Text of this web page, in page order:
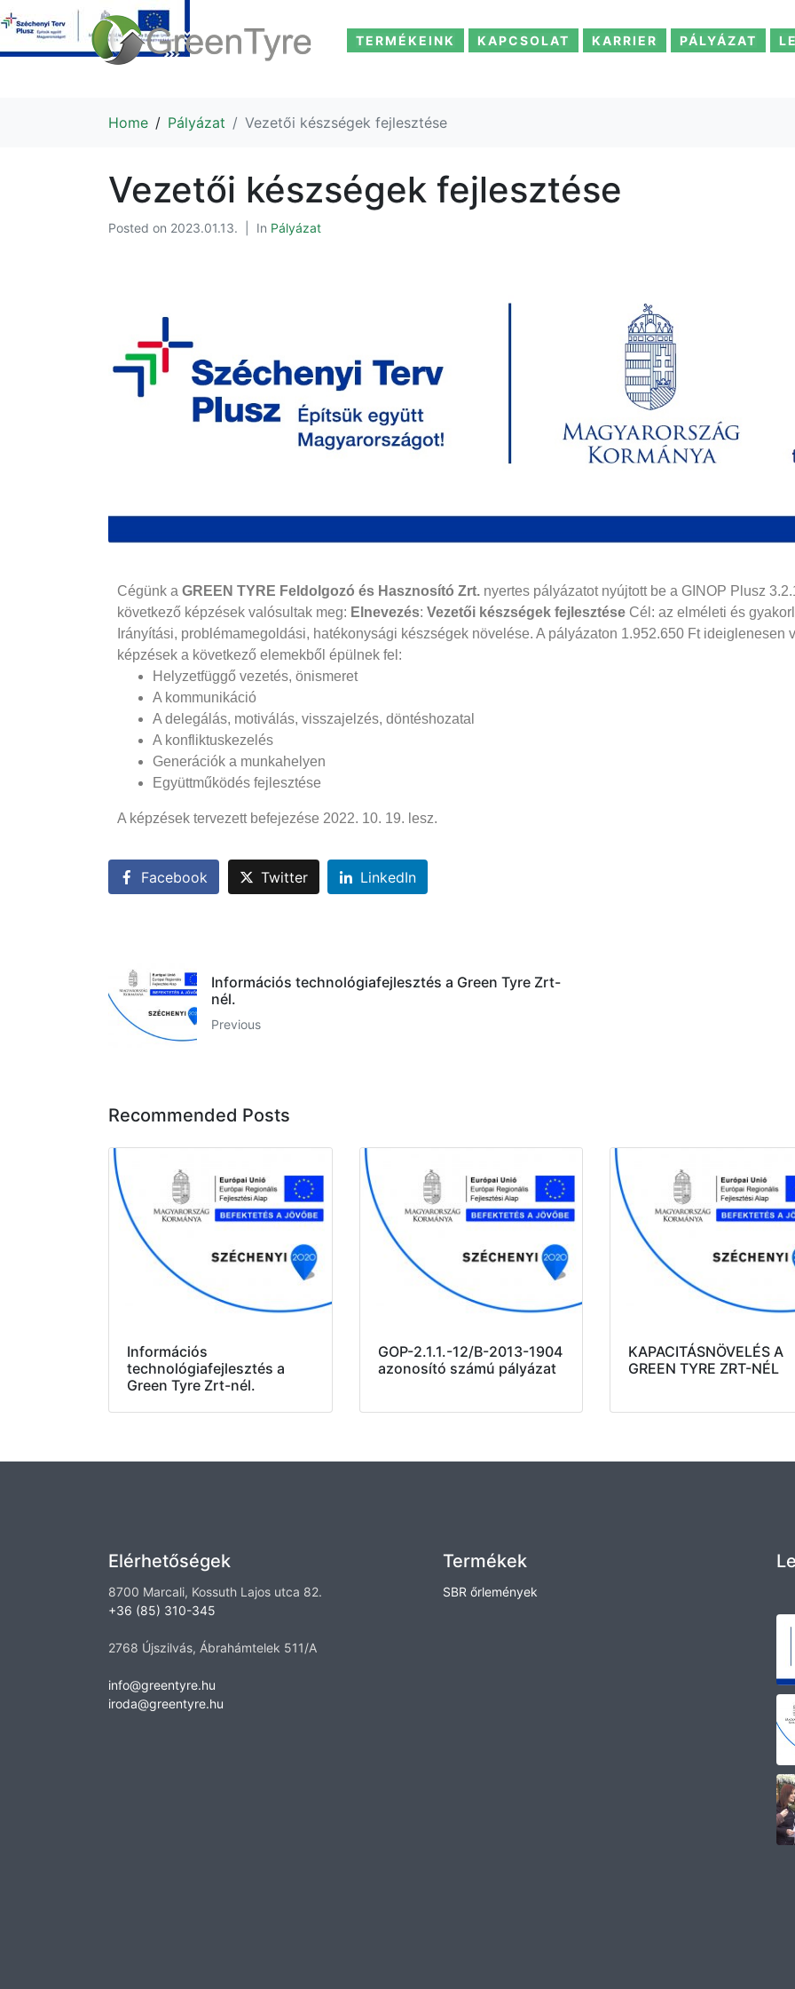
TERMÉKEINK KAPCSOLAT KARRIER PÁLYÁZAT
Home Pályázat Vezetői készségek fejlesztése
Vezetői készségek fejlesztése
Posted on 2023.01.13. In Pályázat
Cégünk a GREEN TYRE Feldolgozó és Hasznosító Zrt. nyertes pályázatot nyújtott be a GINOP Plusz
következő képzések valósultak meg: Elnevezés: Vezetői készségek fejlesztése Cél: az elméleti és
Irányítási, problémamegoldási, hatékonysági készségek növelése. A pályázaton 1.952.650 Ft ideiglenesen
képzések a következő elemekből épülnek fel:
Helyzetfüggő vezetés, önismeret
A kommunikáció
A delegálás, motiválás, visszajelzés, döntéshozatal
A konfliktuskezelés
Generációk a munkahelyen
Együttműködés fejlesztése
A képzések tervezett befejezése 2022. 10. 19. lesz.
Facebook Twitter LinkedIn
Információs technológiafejlesztés a Green Tyre Zrt-
nél.
Previous
Recommended Posts
Információs
technológiafejlesztés a
Green Tyre Zrt-nél.
GOP-2.1.1.-12/B-2013-1904
azonosító számú pályázat
KAPACITÁSNÖVELÉS A
GREEN TYRE ZRT-NÉL
Elérhetőségek
8700 Marcali, Kossuth Lajos utca 82.
+36 (85) 310-345
2768 Újszilvás, Ábrahámtelek 511/A
info@greentyre.hu
iroda@greentyre.hu
Termékek
SBR őrlemények